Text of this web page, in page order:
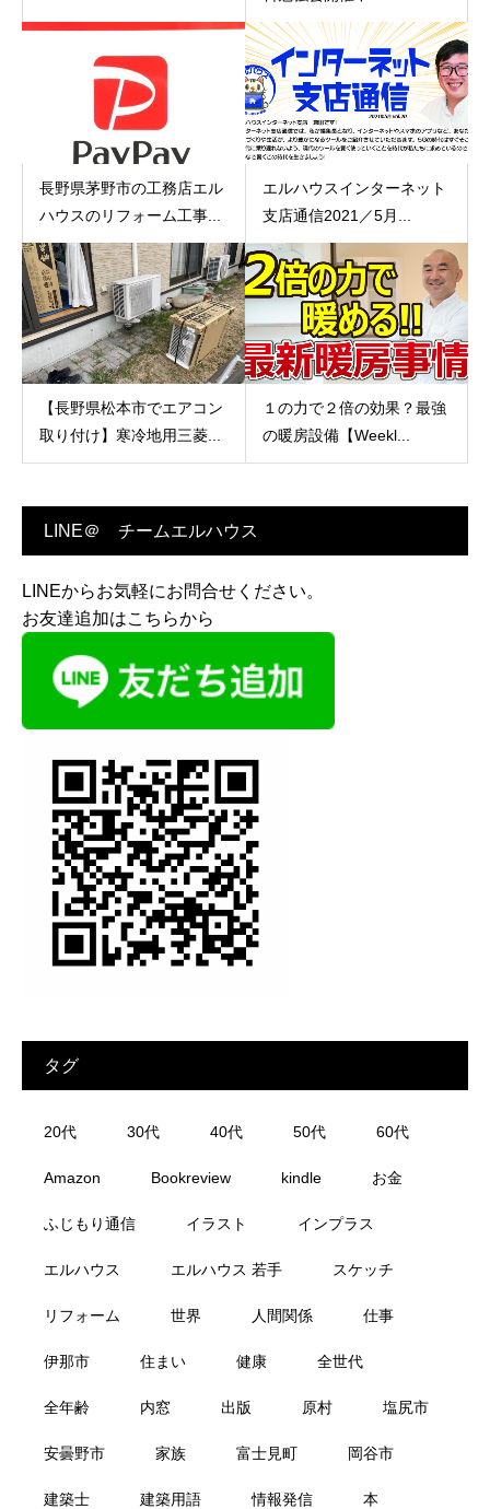
長野県茅野市の工務店エル
ハウスのリフォーム工事...
エルハウスインターネット
支店通信2021／5月...
【長野県松本市でエアコン
取り付け】寒冷地用三菱...
１の力で２倍の効果？最強
の暖房設備【Weekl...
LINE＠ チームエルハウス
LINEからお気軽にお問合せください。
お友達追加はこちらから
タグ
20代 30代 40代 50代 60代
Amazon Bookreview kindle お金
ふじもり通信 イラスト インプラス
エルハウス エルハウス 若手 スケッチ
リフォーム 世界 人間関係 仕事
伊那市 住まい 健康 全世代
全年齢 内窓 出版 原村 塩尻市
安曇野市 家族 富士見町 岡谷市
建築士 建築用語 情報発信 本